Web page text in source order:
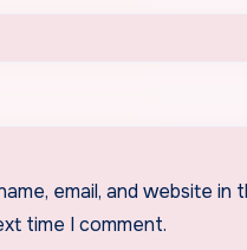
email, and website in
time I comment.